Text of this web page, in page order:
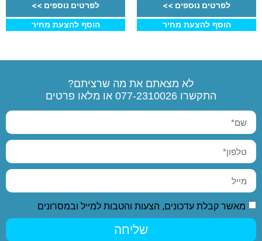
לפרטים נוספים >>
הוסף להצעת מחיר
לפרטים נוספים >>
הוסף להצעת מחיר
לא מצאתם את מה שרציתם?
התקשרו 077-2310026 או מלאו פרטים
מאשר קבלת עדכונים, הצעות והטבות למייל ובמסרונים
שליחה